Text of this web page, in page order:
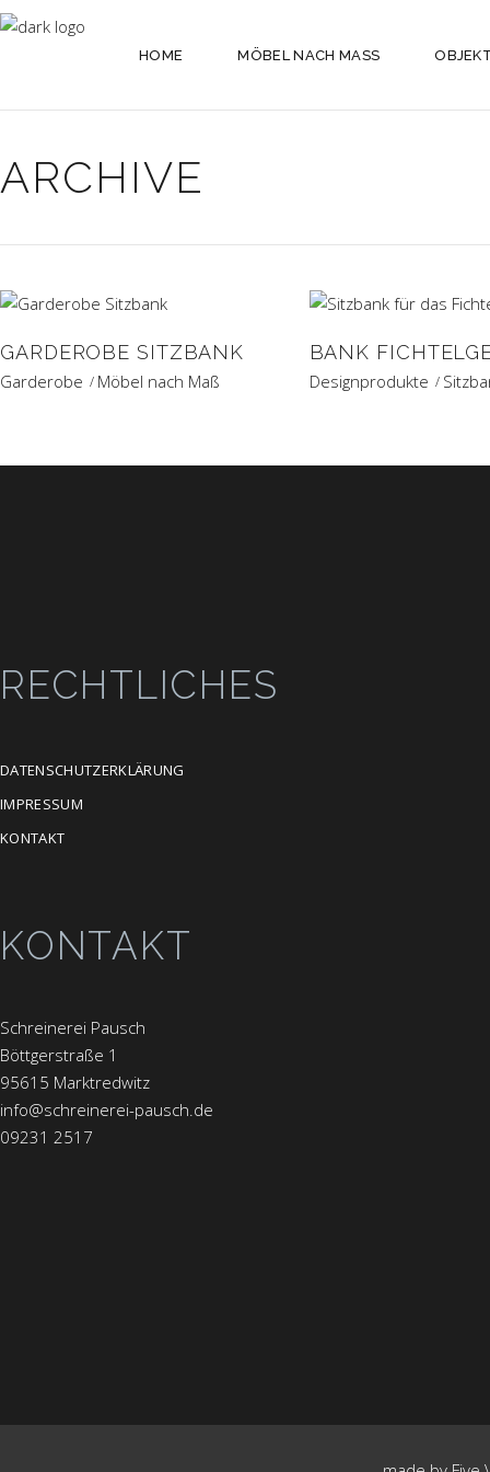
HOME MÖBEL NACH MASS
ARCHIVE
GARDEROBE SITZBANK
Garderobe Möbel nach Maß
BANK
Designprodukte
RECHTLICHES
DATENSCHUTZERKLÄRUNG
IMPRESSUM
KONTAKT
KONTAKT
Schreinerei Pausch
Böttgerstraße 1
95615 Marktredwitz
info@schreinerei-pausch.de
09231 2517